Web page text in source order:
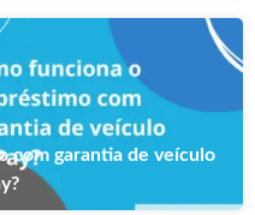
com garantia de veículo